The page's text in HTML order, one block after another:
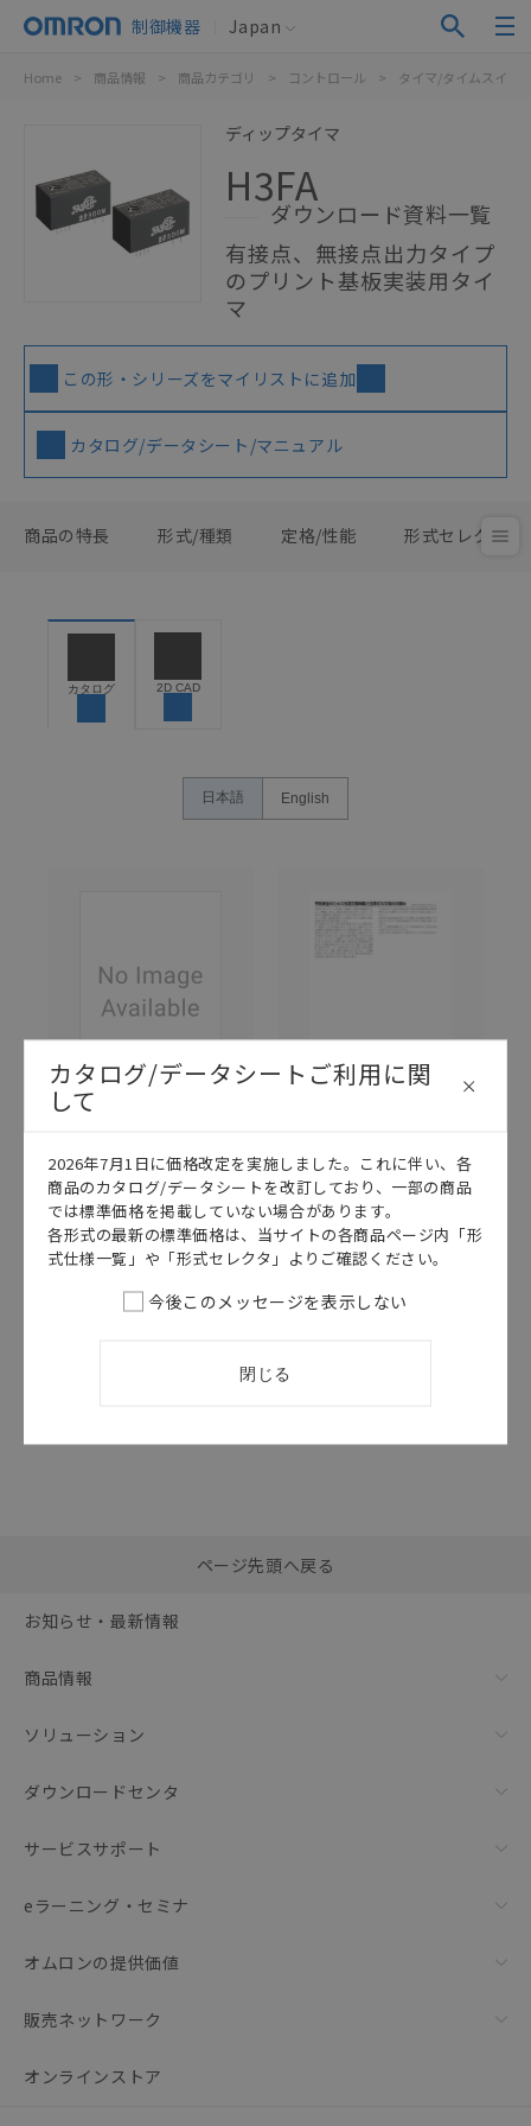
制御機器 Japan
Home > 商品情報 > 商品カテゴリ > コントロール > タイマ/タイムスイッ
ディップタイマ
H3FA
ダウンロード資料一覧
有接点、無接点出力タイプ
のプリント基板実装用タイ
マ
この形・シリーズをマイリストに追加
カタログ/データシート/マニュアル
商品の特長 形式/種類 定格/性能 形式セレクタ
カタログ 2D CAD
日本語 English
H3FA
H3FA データシ
ート
2026/07/01 更新
H3FA
予防保全のため
の推奨交換時期
と定期的な交換
2018/03/12更新
括ダウンロード
ページ先頭へ戻る
お知らせ・最新情報
商品情報
ソリューション
ダウンロードセンタ
サービスサポート
eラーニング・セミナ
オムロンの提供価値
販売ネットワーク
オンラインストア
カタログ/データシートご利用に関
して
2026年7月1日に価格改定を実施しました。これに伴い、各
商品のカタログ/データシートを改訂しており、一部の商品
では標準価格を掲載していない場合があります。
各形式の最新の標準価格は、当サイトの各商品ページ内「形
式仕様一覧」や「形式セレクタ」よりご確認ください。
今後このメッセージを表示しない
閉じる